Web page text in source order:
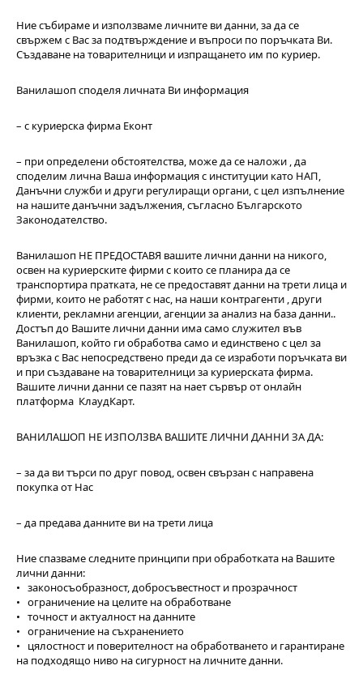
Ние събираме и използваме личните ви данни, за да се
свържем с Вас за подтвърждение и въпроси по поръчката Ви.
Създаване на товарителници и изпращането им по куриер.
Ванилашоп споделя личната Ви информация
– с куриерска фирма Еконт
– при определени обстоятелства, може да се наложи , да
споделим лична Ваша информация с институции като НАП,
Данъчни служби и други регулиращи органи, с цел изпълнение
на нашите данъчни задължения, съгласно Българското
Законодателство.
Ванилашоп НЕ ПРЕДОСТАВЯ вашите лични данни на никого,
освен на куриерските фирми с които се планира да се
транспортира пратката, не се предоставят данни на трети лица и
фирми, които не работят с нас, на наши контрагенти , други
клиенти, рекламни агенции, агенции за анализ на база данни..
Достъп до Вашите лични данни има само служител във
Ванилашоп, който ги обработва само и единствено с цел за
връзка с Вас непосредствено преди да се изработи поръчката ви
и при създаване на товарителници за куриерската фирма.
Вашите лични данни се пазят на нает сървър от онлайн
платформа КлаудКарт.
ВАНИЛАШОП НЕ ИЗПОЛЗВА ВАШИТЕ ЛИЧНИ ДАННИ ЗА ДА:
– за да ви търси по друг повод, освен свързан с направена
покупка от Нас
– да предава данните ви на трети лица
Ние спазваме следните принципи при обработката на Вашите
лични данни:
• законосъобразност, добросъвестност и прозрачност
• ограничение на целите на обработване
• точност и актуалност на данните
• ограничение на съхранението
• цялостност и поверителност на обработването и гарантиране
на подходящо ниво на сигурност на личните данни.